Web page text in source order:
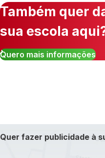
Também quer
sua escola
Quero mais informações
Quer fazer publicidade à